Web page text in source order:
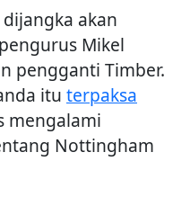
akan
Mikel
pengganti Timber.
itu terpaksa
mengalami
Nottingham